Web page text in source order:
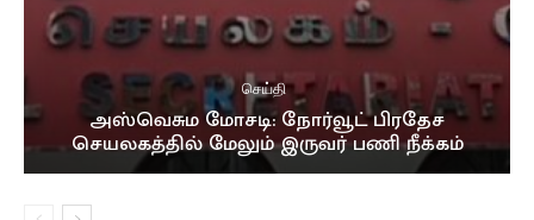
செய்தி
அஸ்வெசும மோசடி: நோர்வூட் பிரதேச
செயலகத்தில் மேலும் இருவர் பணி நீக்கம்